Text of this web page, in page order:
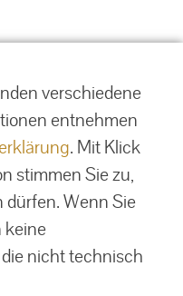
verschiedene
entnehmen
. Mit Klick
stimmen Sie zu,
dürfen. Wenn Sie
keine
nicht technisch